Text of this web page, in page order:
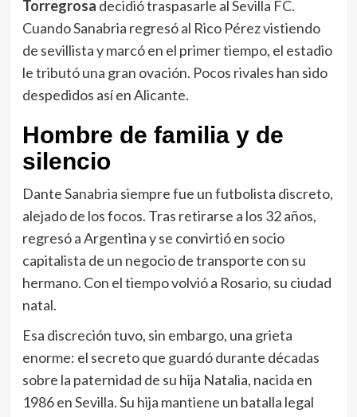
Torregrosa decidió traspasarle al Sevilla FC.
Cuando Sanabria regresó al Rico Pérez vistiendo
de sevillista y marcó en el primer tiempo, el estadio
le tributó una gran ovación. Pocos rivales han sido
despedidos así en Alicante.
Hombre de familia y de
silencio
Dante Sanabria siempre fue un futbolista discreto,
alejado de los focos. Tras retirarse a los 32 años,
regresó a Argentina y se convirtió en socio
capitalista de un negocio de transporte con su
hermano. Con el tiempo volvió a Rosario, su ciudad
natal.
Esa discreción tuvo, sin embargo, una grieta
enorme: el secreto que guardó durante décadas
sobre la paternidad de su hija Natalia, nacida en
1986 en Sevilla. Su hija mantiene un batalla legal